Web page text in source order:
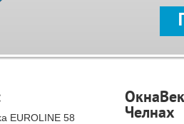
EUROLINE 58
Челнах